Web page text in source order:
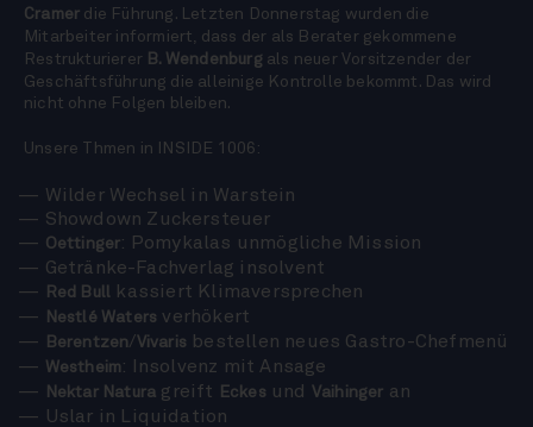
Cramer die Führung. Letzten Donnerstag wurden die
Mitarbeiter informiert, dass der als Berater gekommene
Restrukturierer B. Wendenburg als neuer Vorsitzender der
Geschäftsführung die alleinige Kontrolle bekommt. Das wird
nicht ohne Folgen bleiben.
Unsere Thmen in INSIDE 1006:
Wilder Wechsel in Warstein
Showdown Zuckersteuer
Oettinger: Pomykalas unmögliche Mission
Getränke-Fachverlag insolvent
Red Bull kassiert Klimaversprechen
Nestlé Waters verhökert
Berentzen/Vivaris bestellen neues Gastro-Chefmenü
Westheim : Insolvenz mit Ansage
Nektar Natura greift Eckes und Vaihinger an
Uslar in Liquidation